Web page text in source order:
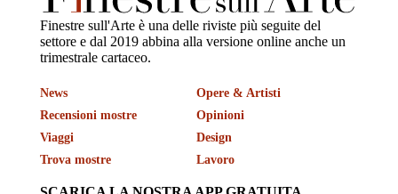
Finestre sull'Arte è una delle riviste più seguite del
settore e dal 2019 abbina alla versione online anche un
trimestrale cartaceo.
News
Recensioni mostre
Viaggi
Trova mostre
Opere & Artisti
Opinioni
Design
Lavoro